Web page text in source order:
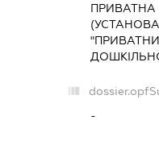
ПРИВАТНА
-